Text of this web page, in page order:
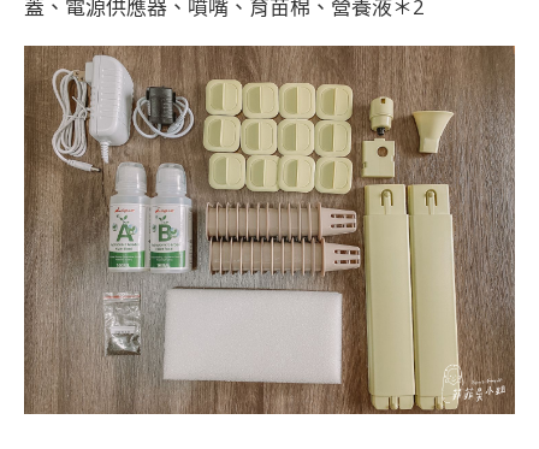
蓋、電源供應器、噴嘴、育苗棉、營養液＊2